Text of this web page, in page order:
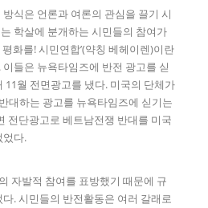
식은 언론과 여론의 관심을 끌기 시
학살에 분개하는 시민들의 참여가
화를! 시민연합’(약칭 베헤이렌)이란
들은 뉴욕타임즈에 반전 광고를 싣
11월 전면광고를 냈다. 미국의 단체가
대하는 광고를 뉴욕타임즈에 싣기는
전단광고로 베트남전쟁 반대를 미국
었다.
자발적 참여를 표방했기 때문에 규
. 시민들의 반전활동은 여러 갈래로